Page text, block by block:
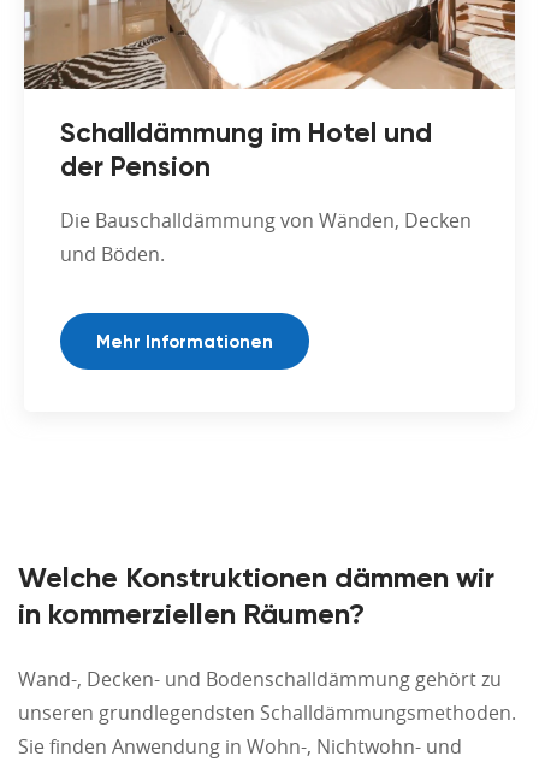
Schalldämmung im Hotel und
der Pension
Die Bauschalldämmung von Wänden, Decken
und Böden.
Mehr Informationen
Welche Konstruktionen dämmen wir
in kommerziellen Räumen?
Wand-, Decken- und Bodenschalldämmung gehört zu
unseren grundlegendsten Schalldämmungsmethoden.
Sie finden Anwendung in Wohn-, Nichtwohn- und